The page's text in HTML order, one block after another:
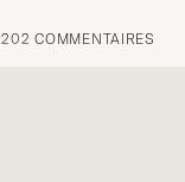
202 COMMENTAIRES